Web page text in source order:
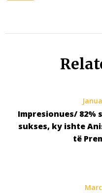
Impresionues/ 82%
sukses, ky ishte
të